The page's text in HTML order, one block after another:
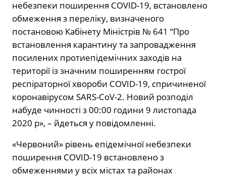
небезпеки поширення COVID-19, встановлено
обмеження з переліку, визначеного
постановою Кабінету Міністрів № 641 “Про
встановлення карантину та запровадження
посилених протиепідемічних заходів на
території із значним поширенням гострої
респіраторної хвороби COVID-19, спричиненої
коронавірусом SARS-CoV-2. Новий розподіл
набуде чинності з 00:00 години 9 листопада
2020 р», – йдеться у повідомленні.
«Червоний» рівень епідемічної небезпеки
поширення COVID-19 встановлено з
обмеженнями у всіх містах та районах